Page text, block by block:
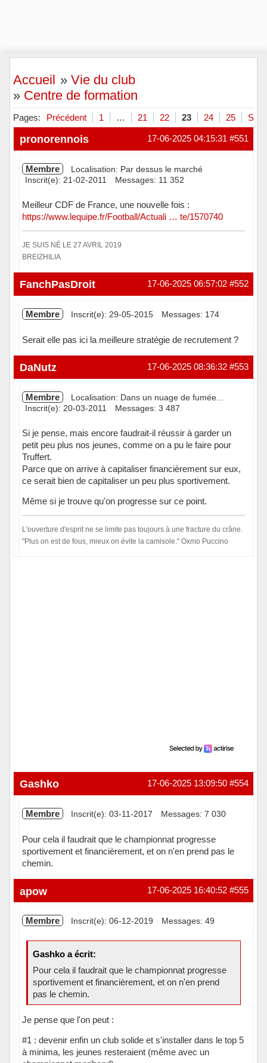
Accueil »Vie du club
» Centre de formation
Pages: Précédent 1 … 21 22 23 24 25
#551
17-06-2025 04:15:31
pronorennois
Membre
Localisation: Par dessus le marché
Inscrit(e): 21-02-2011
Messages: 11 352
Meilleur CDF de France, une nouvelle fois :
https://www.lequipe.fr/Football/Actuali … te/1570740
JE SUIS NÉ LE 27 AVRIL 2019
BREIZHILIA
Hors ligne #552
17-06-2025 06:57:02
FanchPasDroit
Membre Inscrit(e): 29-05-2015 Messages: 174
Serait elle pas ici la meilleure stratégie de recrutement ?
Hors ligne #553
17-06-2025 08:36:32
DaNutz
Membre
Localisation: Dans un nuage de fumée...
Inscrit(e): 20-03-2011
Messages: 3 487
Si je pense, mais encore faudrait-il réussir à garder un
petit peu plus nos jeunes, comme on a pu le faire pour
Truffert.
Parce que on arrive à capitaliser financièrement sur eux,
ce serait bien de capitaliser un peu plus sportivement.
Même si je trouve qu'on progresse sur ce point.
L'ouverture d'esprit ne se limite pas toujours à une fracture du crâne.
"Plus on est de fous, mieux on évite la camisole." Oxmo Puccino
#554
17-06-2025 13:09:50
Gashko
Membre Inscrit(e): 03-11-2017 Messages: 7 030
Pour cela il faudrait que le championnat progresse
sportivement et financièrement, et on n'en prend pas le
chemin.
Hors ligne #555
17-06-2025 16:40:52
apow
Membre Inscrit(e): 06-12-2019 Messages: 49
Gashko a écrit:
Pour cela il faudrait que le championnat progresse
sportivement et financièrement, et on n'en prend
pas le chemin.
Je pense que l'on peut :
#1 : devenir enfin un club solide et s'installer dans le top 5
à minima, les jeunes resteraient (même avec un